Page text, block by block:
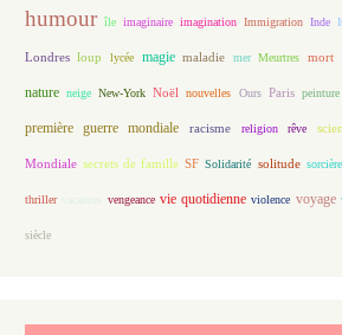
humour île imaginaire imagination Immigration Inde
Londres loup lycée magie maladie mer Meurtres mort
nature neige New-York Noël nouvelles Ours Paris peinture
première guerre mondiale racisme religion rêve
Mondiale secrets de famille SF Solidarité solitude sorcière
thriller vengeance vie quotidienne violence voyage
siècle